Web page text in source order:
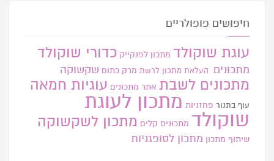
חיפושים פופולריים
עוגת שוקולד מתכון לפנקייק כדורי שוקולד
מתכונים העלאת מתכון לרשת מרק כתום שקשוקה
מתכונים לשבת אתר מתכונים עוגיות חמאה
עוף בתנור פחזניות מתכון לעוגת
שוקולד מתכונים קלים מתכון לשקשוקה
שיתוף מתכון מתכון לסופגניות